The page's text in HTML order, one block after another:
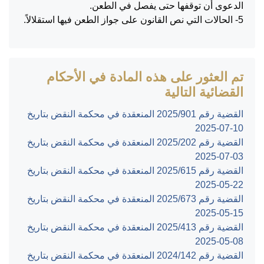
الدعوى أن توقفها حتى يفصل في الطعن.
5- الحالات التي نص القانون على جواز الطعن فيها استقلالاً.
تم العثور على هذه المادة في الأحكام
القضائية التالية
القضية رقم ‎901‏/‎2025‏ المنعقدة في محكمة النقض بتاريخ
‎2025-07-10‏
القضية رقم ‎202‏/‎2025‏ المنعقدة في محكمة النقض بتاريخ
‎2025-07-03‏
القضية رقم ‎615‏/‎2025‏ المنعقدة في محكمة النقض بتاريخ
‎2025-05-22‏
القضية رقم ‎673‏/‎2025‏ المنعقدة في محكمة النقض بتاريخ
‎2025-05-15‏
القضية رقم ‎413‏/‎2025‏ المنعقدة في محكمة النقض بتاريخ
‎2025-05-08‏
القضية رقم ‎142‏/‎2024‏ المنعقدة في محكمة النقض بتاريخ